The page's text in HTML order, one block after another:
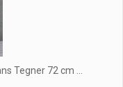
Tegner 72 cm ...